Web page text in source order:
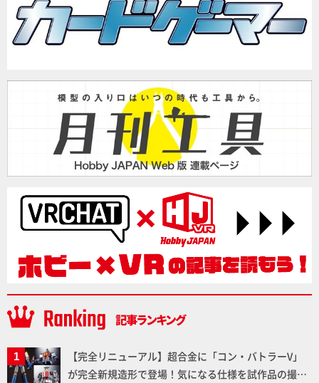
【完全リニューアル】超合金に「コン・バトラーV」
が完全新規造形で登場！気になる仕様を試作品の撮り